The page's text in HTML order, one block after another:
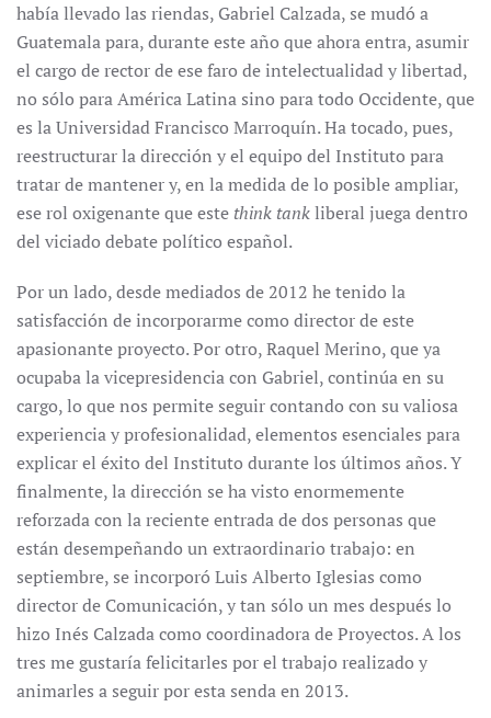
había llevado las riendas, Gabriel Calzada, se mudó a
Guatemala para, durante este año que ahora entra, asumir
el cargo de rector de ese faro de intelectualidad y libertad,
no sólo para América Latina sino para todo Occidente, que
es la Universidad Francisco Marroquín. Ha tocado, pues,
reestructurar la dirección y el equipo del Instituto para
tratar de mantener y, en la medida de lo posible ampliar,
ese rol oxigenante que este think tankliberal juega dentro
del viciado debate político español.
Por un lado, desde mediados de 2012 he tenido la
satisfacción de incorporarme como director de este
apasionante proyecto. Por otro, Raquel Merino, que ya
ocupaba la vicepresidencia con Gabriel, continúa en su
cargo, lo que nos permite seguir contando con su valiosa
experiencia y profesionalidad, elementos esenciales para
explicar el éxito del Instituto durante los últimos años. Y
finalmente, la dirección se ha visto enormemente
reforzada con la reciente entrada de dos personas que
están desempeñando un extraordinario trabajo: en
septiembre, se incorporó Luis Alberto Iglesias como
director de Comunicación, y tan sólo un mes después lo
hizo Inés Calzada como coordinadora de Proyectos. A los
tres me gustaría felicitarles por el trabajo realizado y
animarles a seguir por esta senda en 2013.